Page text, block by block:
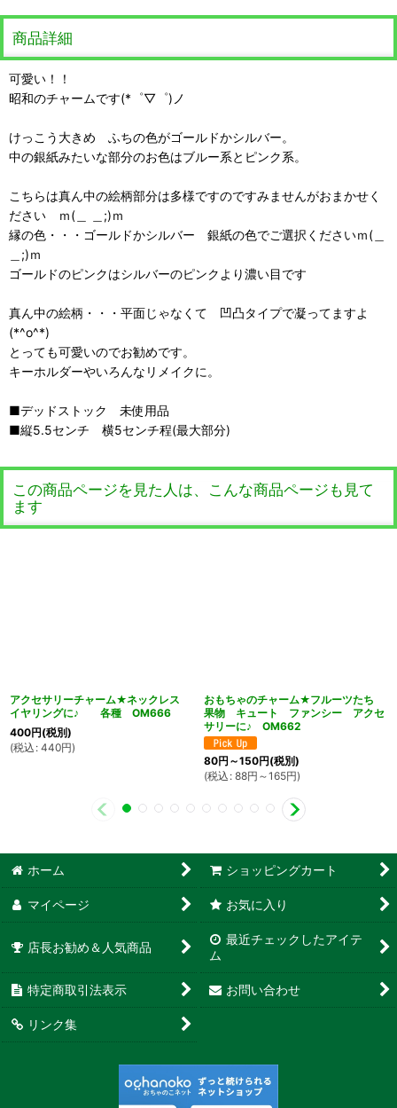
商品詳細
可愛い！！
昭和のチャームです(*゜▽゜)ノ
けっこう大きめ ふちの色がゴールドかシルバー。
中の銀紙みたいな部分のお色はブルー系とピンク系。
こちらは真ん中の絵柄部分は多様ですのですみませんがおまかせく
ださい ｍ(＿ ＿;)ｍ
縁の色・・・ゴールドかシルバー 銀紙の色でご選択くださいｍ(＿
＿;)ｍ
ゴールドのピンクはシルバーのピンクより濃い目です
真ん中の絵柄・・・平面じゃなくて 凹凸タイプで凝ってますよ
(*^o^*)
とっても可愛いのでお勧めです。
キーホルダーやいろんなリメイクに。
■デッドストック 未使用品
■縦5.5センチ 横5センチ程(最大部分)
この商品ページを見た人は、こんな商品ページも見て
ます
アクセサリーチャーム★ネックレス
イヤリングに♪ 各種 OM666
400円(税別)
(税込 : 440円)
おもちゃのチャーム★フルーツたち
果物 キュート ファンシー アクセ
サリーに♪ OM662
80円 ～150円(税別)
(税込 : 88円 ～165円)
ホーム ショッピングカート
マイページ お気に入り
店長お勧め＆人気商品
最近チェックしたアイテ
ム
特定商取引法表示 お問い合わせ
リンク集